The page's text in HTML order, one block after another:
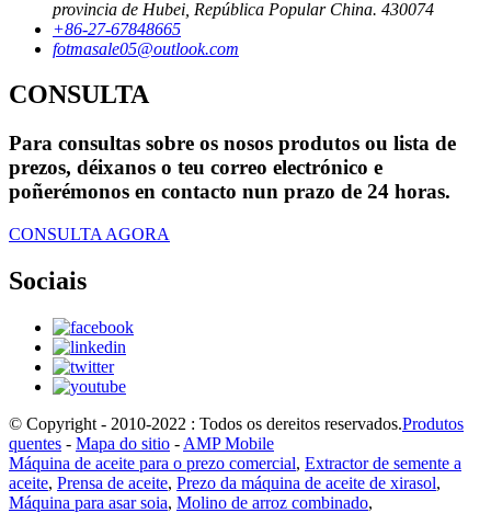
provincia de Hubei, República Popular China. 430074
+86-27-67848665
fotmasale05@outlook.com
CONSULTA
Para consultas sobre os nosos produtos ou lista de
prezos, déixanos o teu correo electrónico e
poñerémonos en contacto nun prazo de 24 horas.
CONSULTA AGORA
Sociais
© Copyright - 2010-2022 : Todos os dereitos reservados.Produtos
quentes - Mapa do sitio - AMP Mobile
Máquina de aceite para o prezo comercial, Extractor de semente a
aceite, Prensa de aceite, Prezo da máquina de aceite de xirasol,
Máquina para asar soia, Molino de arroz combinado,